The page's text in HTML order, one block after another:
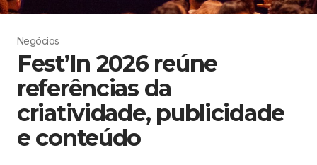
Negócios
Fest’In 2026 reúne
referências da
criatividade, publicidade
e conteúdo